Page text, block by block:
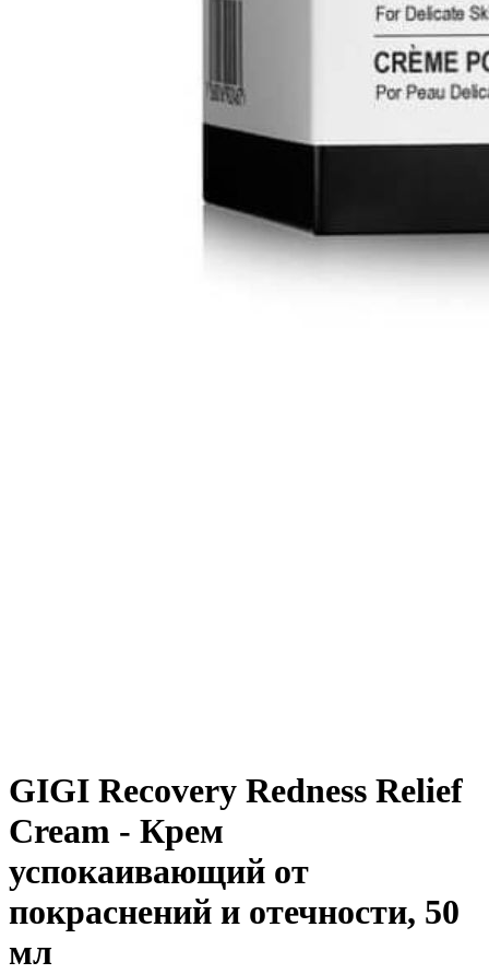
GIGI Recovery Redness Relief
Cream - Крем
успокаивающий от
покраснений и отечности, 50
мл